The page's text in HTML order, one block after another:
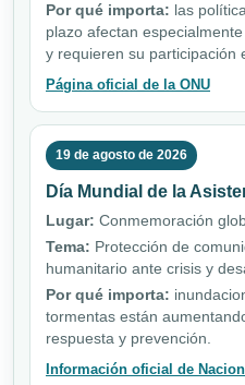
Por qué importa: las
plazo afectan
y requieren su participación
Página oficial de la ONU
19 de agosto de 2026
Día Mundial de la
Lugar: Conmemoración
Tema: Protección de
humanitario ante crisis y
Por qué importa:
tormentas están
respuesta y prevención.
Información oficial de